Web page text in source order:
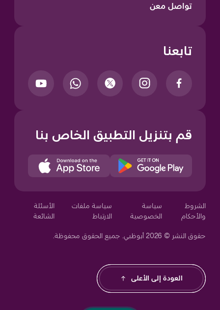
تواصل معن
تابعنا
قم بتنزيل التطبيق الخاص بنا
الشروط
والأحكام
سياسة
الخصوصية
سياسة ملفات
الارتباط
الأسئلة
الشائعة
حقوق النشر © 2026 أبوظبي. جميع الحقوق محفوظة.
العودة إلى الأعلى